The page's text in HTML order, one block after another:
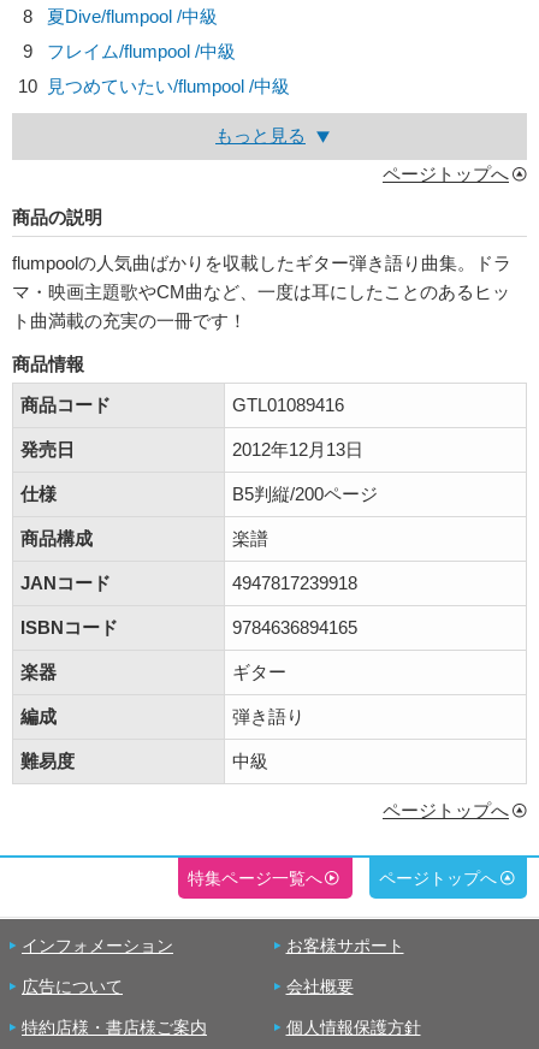
8
夏Dive/flumpool /中級
9
フレイム/flumpool /中級
10
見つめていたい/flumpool /中級
もっと見る
ページトップへ
商品の説明
flumpoolの人気曲ばかりを収載したギター弾き語り曲集。ドラ
マ・映画主題歌やCM曲など、一度は耳にしたことのあるヒッ
ト曲満載の充実の一冊です！
商品情報
商品コード
GTL01089416
発売日 2012年12月13日
仕様 B5判縦/200ページ
商品構成 楽譜
JANコード 4947817239918
ISBNコード 9784636894165
楽器 ギター
編成 弾き語り
難易度 中級
ページトップへ
特集ページ一覧へ ページトップへ
インフォメーション お客様サポート
広告について 会社概要
特約店様・書店様ご案内 個人情報保護方針